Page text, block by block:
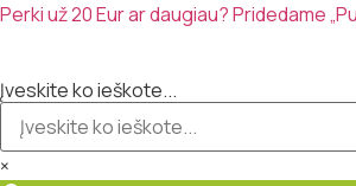
Eiti
Perki už 20 Eur ar daugiau? Pridedame
Įveskite ko ieškote...
×